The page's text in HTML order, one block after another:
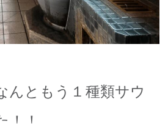
んともう１種類サウ